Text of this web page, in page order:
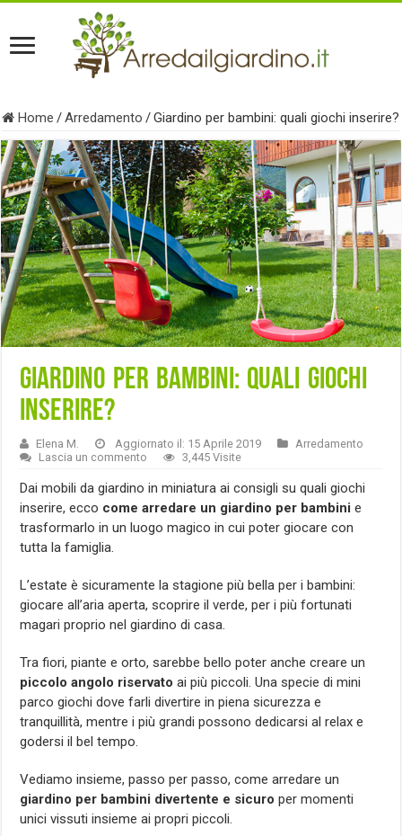
Home /Arredamento /Giardino per bambini: quali giochi inserire?
Giardino per bambini: quali giochi
inserire?
Elena M. Aggiornato il: 15 Aprile 2019
Arredamento
Lascia un commento
3,445 Visite
Dai mobili da giardino in miniatura ai consigli su quali giochi
inserire, ecco come arredare un giardino per bambini e
trasformarlo in un luogo magico in cui poter giocare con
tutta la famiglia.
L’estate è sicuramente la stagione più bella per i bambini:
giocare all’aria aperta, scoprire il verde, per i più fortunati
magari proprio nel giardino di casa.
Tra fiori, piante e orto, sarebbe bello poter anche creare un
piccolo angolo riservato ai più piccoli. Una specie di mini
parco giochi dove farli divertire in piena sicurezza e
tranquillità, mentre i più grandi possono dedicarsi al relax e
godersi il bel tempo.
Vediamo insieme, passo per passo, come arredare un
giardino per bambini divertente e sicuro per momenti
unici vissuti insieme ai propri piccoli.